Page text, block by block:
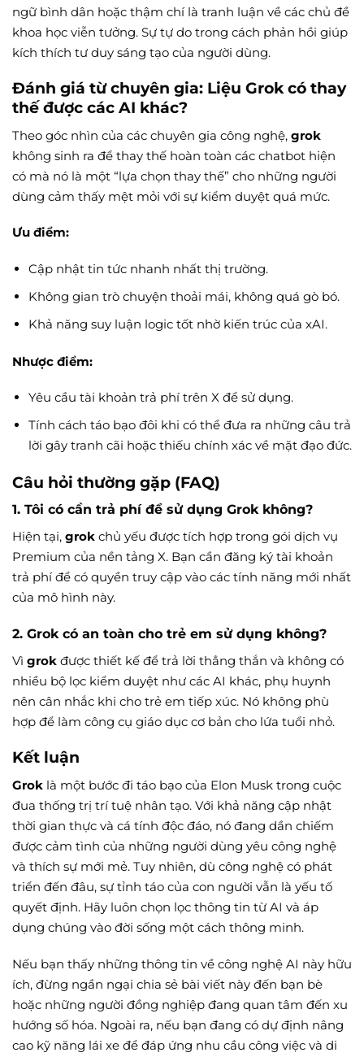
ngữ bình dân hoặc thậm chí là tranh luận về các chủ đề
khoa học viễn tưởng. Sự tự do trong cách phản hồi giúp
kích thích tư duy sáng tạo của người dùng.
Đánh giá từ chuyên gia: Liệu Grok có thay
thế được các AI khác?
Theo góc nhìn của các chuyên gia công nghệ, grok
không sinh ra để thay thế hoàn toàn các chatbot hiện
có mà nó là một “lựa chọn thay thế” cho những người
dùng cảm thấy mệt mỏi với sự kiểm duyệt quá mức.
Ưu điểm:
Cập nhật tin tức nhanh nhất thị trường.
Không gian trò chuyện thoải mái, không quá gò bó.
Khả năng suy luận logic tốt nhờ kiến trúc của xAI.
Nhược điểm:
Yêu cầu tài khoản trả phí trên X để sử dụng.
Tính cách táo bạo đôi khi có thể đưa ra những câu trả
lời gây tranh cãi hoặc thiếu chính xác về mặt đạo đức.
Câu hỏi thường gặp (FAQ)
1. Tôi có cần trả phí để sử dụng Grok không?
Hiện tại, grok chủ yếu được tích hợp trong gói dịch vụ
Premium của nền tảng X. Bạn cần đăng ký tài khoản
trả phí để có quyền truy cập vào các tính năng mới nhất
của mô hình này.
2. Grok có an toàn cho trẻ em sử dụng không?
Vì grok được thiết kế để trả lời thẳng thắn và không có
nhiều bộ lọc kiểm duyệt như các AI khác, phụ huynh
nên cân nhắc khi cho trẻ em tiếp xúc. Nó không phù
hợp để làm công cụ giáo dục cơ bản cho lứa tuổi nhỏ.
Kết luận
Grok là một bước đi táo bạo của Elon Musk trong cuộc
đua thống trị trí tuệ nhân tạo. Với khả năng cập nhật
thời gian thực và cá tính độc đáo, nó đang dần chiếm
được cảm tình của những người dùng yêu công nghệ
và thích sự mới mẻ. Tuy nhiên, dù công nghệ có phát
triển đến đâu, sự tỉnh táo của con người vẫn là yếu tố
quyết định. Hãy luôn chọn lọc thông tin từ AI và áp
dụng chúng vào đời sống một cách thông minh.
Nếu bạn thấy những thông tin về công nghệ AI này hữu
ích, đừng ngần ngại chia sẻ bài viết này đến bạn bè
hoặc những người đồng nghiệp đang quan tâm đến xu
hướng số hóa. Ngoài ra, nếu bạn đang có dự định nâng
cao kỹ năng lái xe để đáp ứng nhu cầu công việc và di